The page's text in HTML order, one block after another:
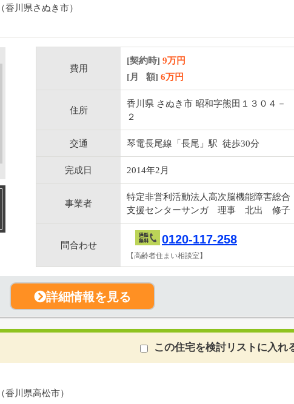
（香川県さぬき市）
費用
[契約時] 9万円
[月 額] 6万円
住所
香川県 さぬき市 昭和字熊田１３０４－
２
交通 琴電長尾線「長尾」駅 徒歩30分
完成日 2014年2月
事業者
特定非営利活動法人高次脳機能障害総合
支援センターサンガ 理事 北出 修子
問合わせ 0120-117-258
【高齢者住まい相談室】
詳細情報を見る
この住宅を検討リストに入れ
（香川県高松市）